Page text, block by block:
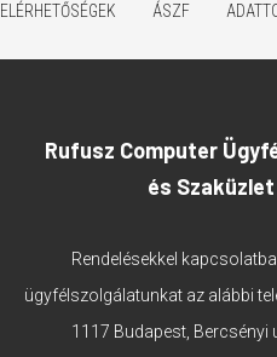
ELÉRHETŐSÉGEK ÁSZF
Rufusz Computer
és Szaküzlet
Rendelésekkel
ügyfélszolgálatunkat az alábbi
1117 Budapest, Bercsényi